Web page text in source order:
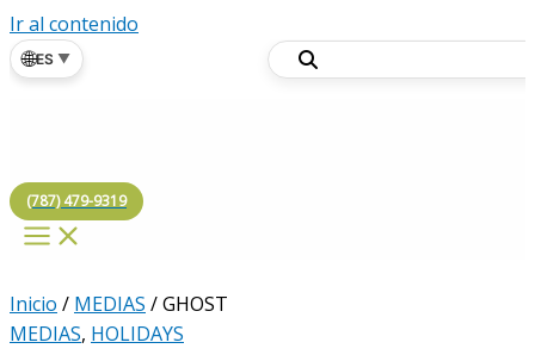
Ir al contenido
🌐ES ▼
(787) 479-9319
Inicio / MEDIAS / GHOST
MEDIAS, HOLIDAYS